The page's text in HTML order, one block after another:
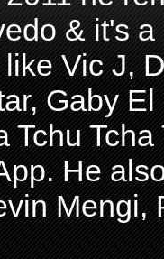
& it's
Vic J,
Gaby
Tchu
He
Mengi,